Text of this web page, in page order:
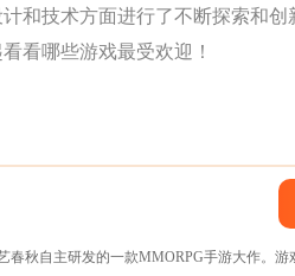
和技术方面进行了不断探索和
看哪些游戏最受欢迎！